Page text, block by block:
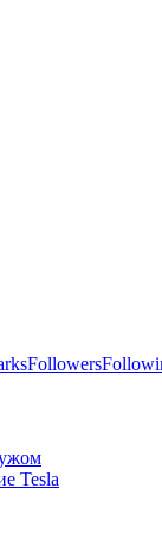
Followers
Tesla